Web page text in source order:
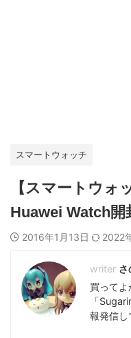
スマートウォッチ
【スマートウォ
Huawei Watch
2016年1月13日 2022
さ
買って
「
報発信し